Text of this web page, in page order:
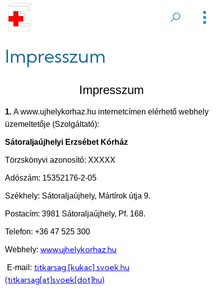
Ugrás
tartalomraSátoraljaújhelyi
Erzsébet
Kórház
Impresszum
Impresszum
1. A www.ujhelykorhaz.hu internetcímen elérhető webhely
üzemeltetője (Szolgáltató):
Sátoraljaújhelyi Erzsébet Kórház
Törzskönyvi azonosító: XXXXX
Adószám: 15352176-2-05
Székhely: Sátoraljaújhely, Mártírok útja 9.
Postacím: 3981 Sátoraljaújhely, Pf. 168.
Telefon: +36 47 525 300
Webhely: www.ujhelykorhaz.hu
E-mail: titkarsag [kukac] svoek.hu
(titkarsag[at]svoek[dot]hu)